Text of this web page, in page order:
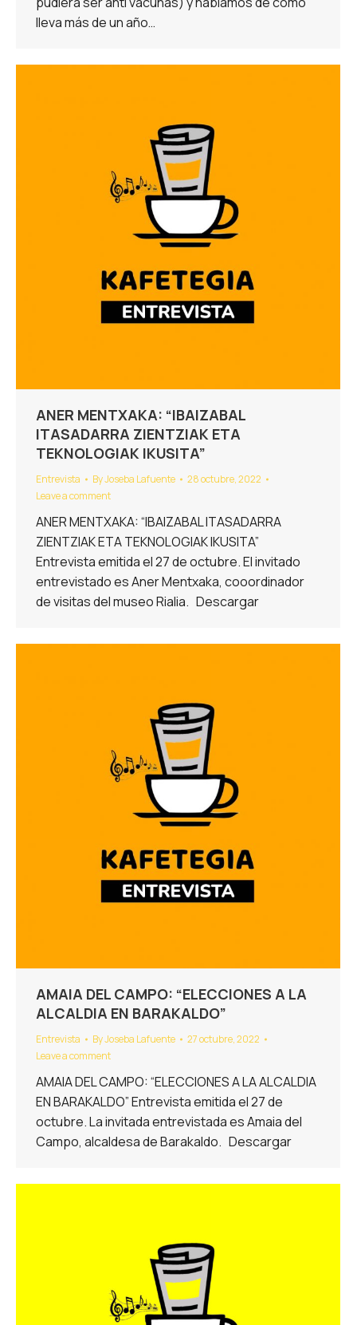
lleva más de un año…
ANER MENTXAKA: “IBAIZABAL
ITASADARRA ZIENTZIAK ETA
TEKNOLOGIAK IKUSITA”
Entrevista ByJoseba Lafuente
28 octubre, 2022
Leave a comment
ANER MENTXAKA: “IBAIZABAL ITASADARRA
ZIENTZIAK ETA TEKNOLOGIAK IKUSITA”
Entrevista emitida el 27 de octubre. El invitado
entrevistado es Aner Mentxaka, cooordinador
de visitas del museo Rialia. Descargar
AMAIA DEL CAMPO: “ELECCIONES A LA
ALCALDIA EN BARAKALDO”
Entrevista ByJoseba Lafuente
27 octubre, 2022
Leave a comment
AMAIA DEL CAMPO: “ELECCIONES A LA ALCALDIA
EN BARAKALDO” Entrevista emitida el 27 de
octubre. La invitada entrevistada es Amaia del
Campo, alcaldesa de Barakaldo. Descargar